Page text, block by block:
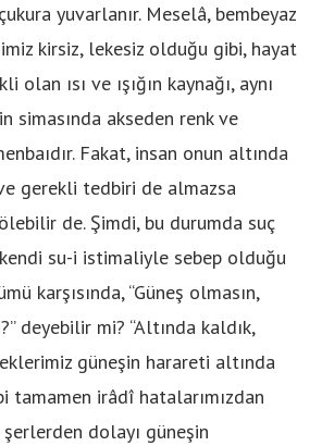
yuvarlanır. Meselâ, bembeyaz
kirsiz, lekesiz olduğu gibi, hayat
ısı ve ışığın kaynağı, aynı
simasında akseden renk ve
Fakat, insan onun altında
gerekli tedbiri de almazsa
de. Şimdi, bu durumda suç
su-i istimaliyle sebep olduğu
karşısında, “Güneş olmasın,
deyebilir mi? “Altında kaldık,
güneşin harareti altında
tamamen irâdî hatalarımızdan
şerlerden dolayı güneşin